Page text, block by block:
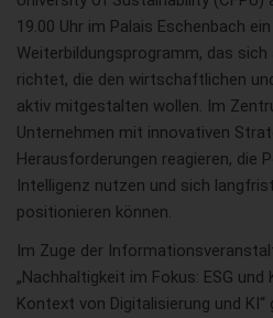
19.00 Uhr im Palais Eschenbach
Weiterbildungsprogramm, das
richtet, die den wirtschaftlichen
aktiv mitgestalten wollen. Im
Unternehmen mit innovativen
Herausforderungen reagieren, die
Intelligenz nutzen und sich
positionieren können.
Im Zuge der
„Nachhaltigkeit im Fokus: ESG
Kontext von Digitalisierung und KI“